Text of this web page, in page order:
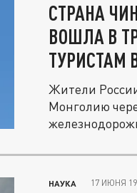
СТРАНА
ВОШЛА В
ТУРИСТАМ
Жители
Монголию
НАУКА 17 ИЮНЯ